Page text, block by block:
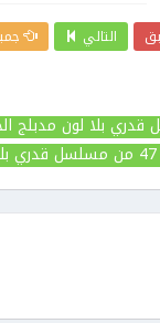
التالي
بلا لون مدبلج
من مسلسل قدري